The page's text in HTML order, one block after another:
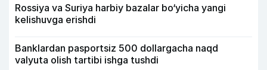
Rossiya va Suriya harbiy bazalar bo‘yicha yangi
kelishuvga erishdi
Banklardan pasportsiz 500 dollargacha naqd
valyuta olish tartibi ishga tushdi